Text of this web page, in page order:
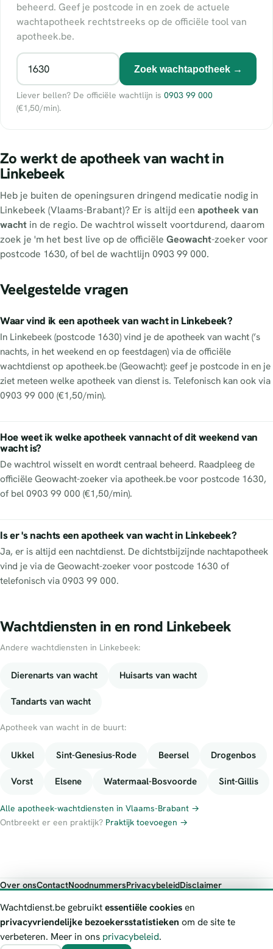
beheerd. Geef je postcode in en zoek de actuele
wachtapotheek rechtstreeks op de officiële tool van
apotheek.be.
Zoek wachtapotheek →
Liever bellen? De officiële wachtlijn is 0903 99 000
(€1,50/min).
Zo werkt de apotheek van wacht in
Linkebeek
Heb je buiten de openingsuren dringend medicatie nodig in
Linkebeek (Vlaams-Brabant)? Er is altijd een apotheek van
wacht in de regio. De wachtrol wisselt voortdurend, daarom
zoek je 'm het best live op de officiële Geowacht-zoeker voor
postcode 1630, of bel de wachtlijn 0903 99 000.
Veelgestelde vragen
Waar vind ik een apotheek van wacht in Linkebeek?
In Linkebeek (postcode 1630) vind je de apotheek van wacht (’s
nachts, in het weekend en op feestdagen) via de officiële
wachtdienst op apotheek.be (Geowacht): geef je postcode in en je
ziet meteen welke apotheek van dienst is. Telefonisch kan ook via
0903 99 000 (€1,50/min).
Hoe weet ik welke apotheek vannacht of dit weekend van
wacht is?
De wachtrol wisselt en wordt centraal beheerd. Raadpleeg de
officiële Geowacht-zoeker via apotheek.be voor postcode 1630,
of bel 0903 99 000 (€1,50/min).
Is er 's nachts een apotheek van wacht in Linkebeek?
Ja, er is altijd een nachtdienst. De dichtstbijzijnde nachtapotheek
vind je via de Geowacht-zoeker voor postcode 1630 of
telefonisch via 0903 99 000.
Wachtdiensten in en rond Linkebeek
Andere wachtdiensten in Linkebeek:
Dierenarts van wacht Huisarts van wacht
Tandarts van wacht
Apotheek van wacht in de buurt:
Ukkel Sint-Genesius-Rode Beersel Drogenbos
Vorst Elsene Watermaal-Bosvoorde Sint-Gillis
Alle apotheek-wachtdiensten in Vlaams-Brabant →
Ontbreekt er een praktijk? Praktijk toevoegen →
Over onsContactNoodnummersPrivacybeleidDisclaimer
Wachtdienst.be toont publieke wachtdienst-informatie ter oriëntatie.
Bij levensgevaar bel je altijd 112. Controleer altijd de actuele
wachtregeling bij de vermelde officiële bron.
Wachtdienst.be gebruiktessentiële cookiesen
privacyvriendelijke bezoekersstatistieken om de site te
verbeteren. Meer in ons privacybeleid.